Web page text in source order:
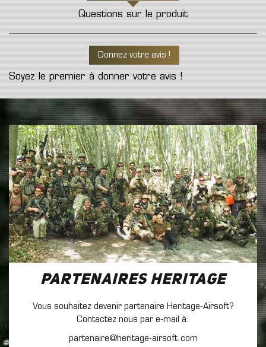
Questions sur le produit
Donnez votre avis !
Soyez le premier à donner votre avis !
Partenaires Heritage
Vous souhaitez devenir partenaire Heritage-Airsoft?
Contactez nous par e-mail à:
partenaire@heritage-airsoft.com